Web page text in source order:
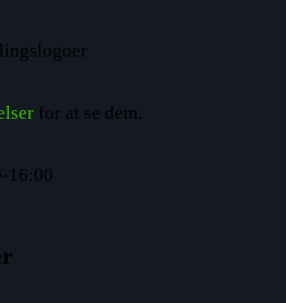
for at se dem.
16:00